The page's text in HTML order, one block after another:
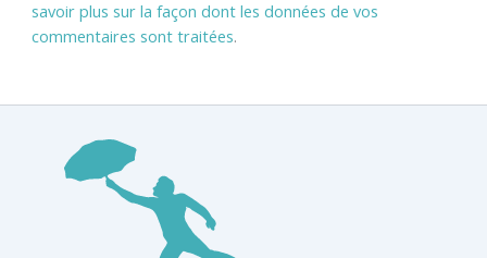
savoir plus sur la façon dont les données de vos
commentaires sont traitées.